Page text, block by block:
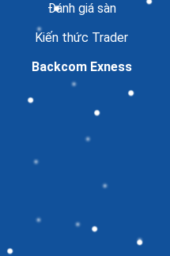
Đánh giá sàn
Kiến thức Trader
Backcom Exness